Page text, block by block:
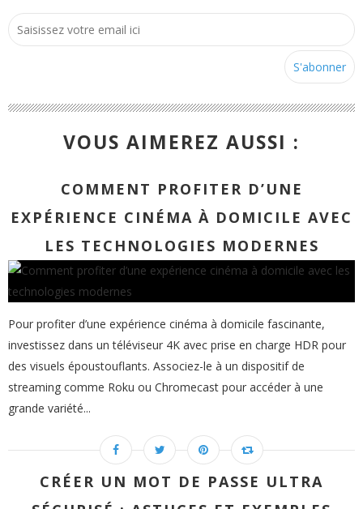
VOUS AIMEREZ AUSSI :
COMMENT PROFITER D’UNE
EXPÉRIENCE CINÉMA À DOMICILE AVEC
LES TECHNOLOGIES MODERNES
Pour profiter d’une expérience cinéma à domicile fascinante,
investissez dans un téléviseur 4K avec prise en charge HDR pour
des visuels époustouflants. Associez-le à un dispositif de
streaming comme Roku ou Chromecast pour accéder à une
grande variété...
CRÉER UN MOT DE PASSE ULTRA